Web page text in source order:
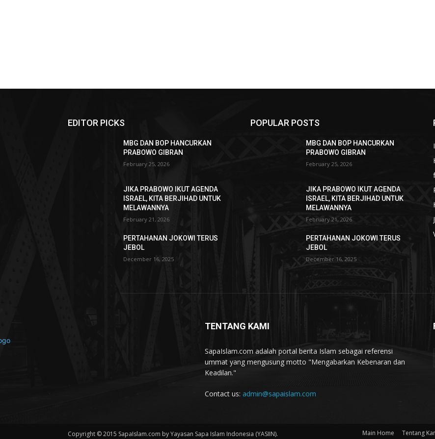
EDITOR PICKS
MBG DAN BOP HANCURKAN
PRABOWO GIBRAN
February 25, 2026
JIKA PRABOWO IKUT AGENDA
ISRAEL, KITA BERJIHAD UNTUK
MELAWANNYA
February 21, 2026
PERTAHANAN JOKOWI TERUS
JEBOL
December 16, 2025
POPULAR POSTS
MBG DAN BOP HANCURKAN
PRABOWO GIBRAN
February 25, 2026
JIKA PRABOWO IKUT AGENDA
ISRAEL, KITA BERJIHAD UNTUK
MELAWANNYA
February 21, 2026
PERTAHANAN JOKOWI TERUS
JEBOL
December 16, 2025
TENTANG KAMI
SapaIslam.com adalah portal berita Islam sebagai referensi
ummat yang mengusung motto "Mengabarkan Kebenaran dan
Keadilan."
Contact us: admin@sapaislam.com
Copyright © 2015 SapaIslam.com by Yayasan Sapa Islam Indonesia (YASIIN). Main Home Tentang